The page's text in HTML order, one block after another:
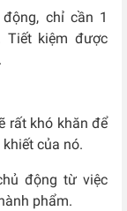
chỉ cần 1
Tiết kiệm được
rất khó khăn để
của nó.
động từ việc
phẩm.